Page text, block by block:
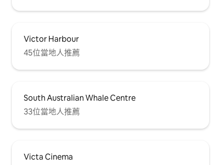
Victor Harbour
45位當地人推薦
South Australian Whale Centre
33位當地人推薦
Victa Cinema